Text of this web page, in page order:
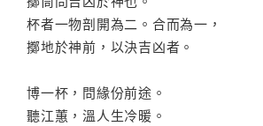
杯者一物剖開為二。合而為一，
擲地於神前，以決吉凶者。
博一杯，問緣份前途。
聽江蕙，溫人生冷暖。